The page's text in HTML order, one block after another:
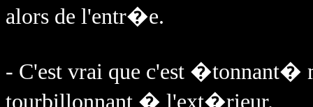
alors de l'entr�e.
- C'est vrai que c'est �tonnant�
tourbillonnant � l'ext�rieur.